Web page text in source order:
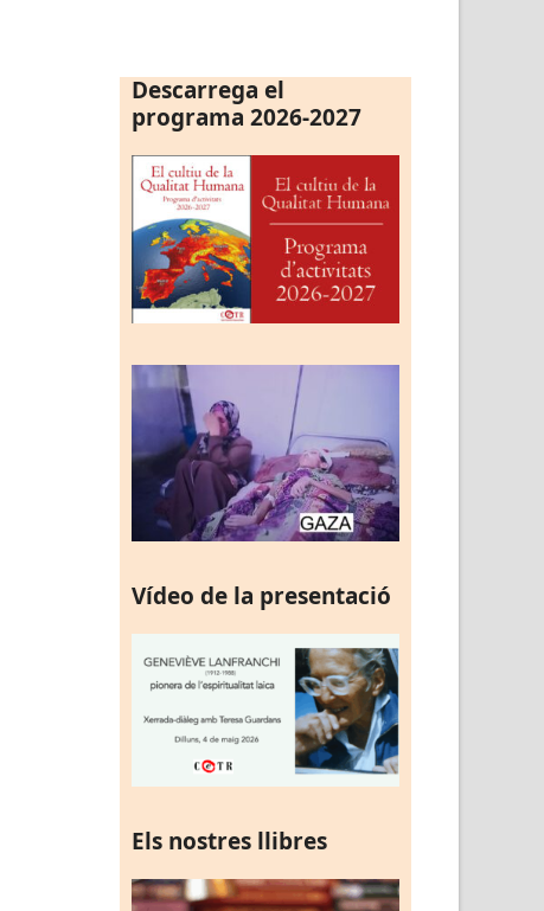
Descarrega el
programa 2026-2027
Vídeo de la presentació
Els nostres llibres